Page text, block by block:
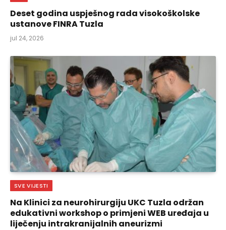
Deset godina uspješnog rada visokoškolske
ustanove FINRA Tuzla
jul 24, 2026
SVE VIJESTI
Na Klinici za neurohirurgiju UKC Tuzla održan
edukativni workshop o primjeni WEB uređaja u
liječenju intrakranijalnih aneurizmi